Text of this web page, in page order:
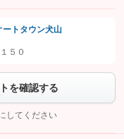
から「許可する」ボタンを押
い合わせを
トタウン犬山
５０
を確認する
してください